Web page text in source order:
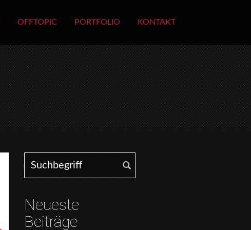
OFFTOPIC PORTFOLIO KONTAKT
Search for:
Neueste
Beiträge